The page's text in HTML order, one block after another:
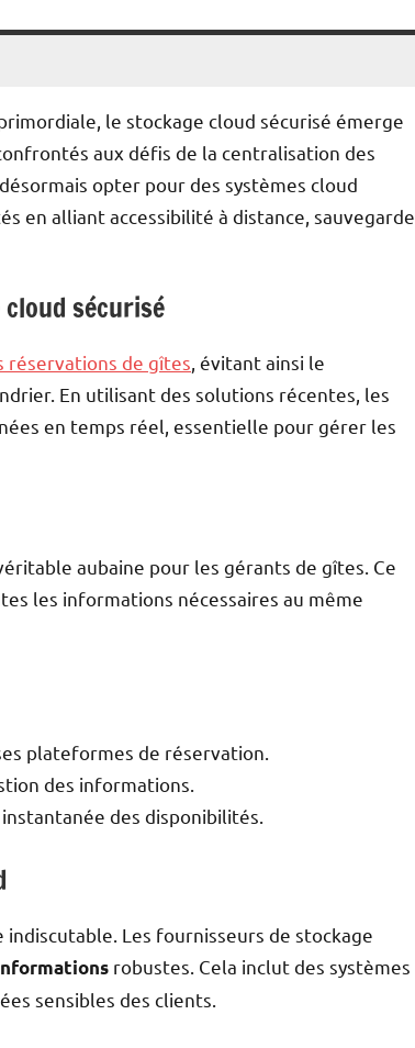
le stockage cloud sécurisé émerge
aux défis de la centralisation des
opter pour des systèmes cloud
en alliant accessibilité à distance, sauvegarde
sécurisé
réservations de gîtes , évitant ainsi le
En utilisant des solutions récentes, les
en temps réel, essentielle pour gérer les
aubaine pour les gérants de gîtes. Ce
les informations nécessaires au même
plateformes de réservation.
des informations.
des disponibilités.
Les fournisseurs de stockage
robustes. Cela inclut des systèmes
sensibles des clients.